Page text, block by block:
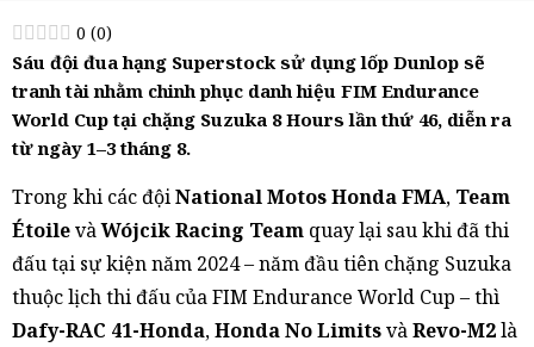
0 (0)
Sáu đội đua hạng Superstock sử dụng lốp Dunlop sẽ
tranh tài nhằm chinh phục danh hiệu FIM Endurance
World Cuptại chặng Suzuka 8 Hours lần thứ 46, diễn ra
từ ngày 1–3 tháng 8.
Trong khi các độiNational Motos Honda FMA, Team
ÉtoilevàWójcik Racing Team quay lại sau khi đã thi
đấu tại sự kiện năm 2024 – năm đầu tiên chặng Suzuka
thuộc lịch thi đấu của FIM Endurance World Cup – thì
Dafy-RAC 41-Honda,Honda No LimitsvàRevo-M2là